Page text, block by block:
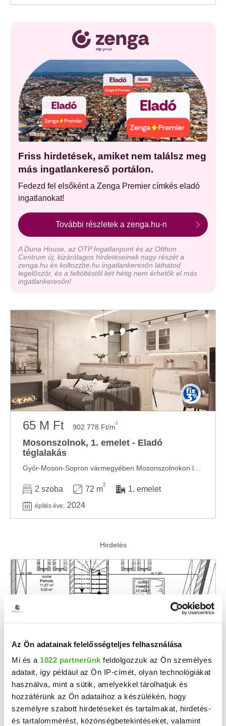
Az Ön adatainak felelősségteljes felhasználása
Mi és a 1022 partnerünk feldolgozzuk az Ön személyes
adatait, így például az Ön IP-címét, olyan technológiákat
használva, mint a sütik, amelyekkel tárolhatjuk és
hozzáférünk az Ön adataihoz a készülékén, hogy
személyre szabott hirdetéseket és tartalmakat, hirdetés-
és tartalommérést, közönségbetekintéseket, valamint
Friss hirdetések, amiket nem találsz meg
más ingatlankereső portálon.
Fedezd fel elsőként a Zenga Premier címkés eladó
ingatlanokat!
További részletek a zenga.hu-n
A Duna House, az OTP Ingatlanpont és az Otthon
Centrum új, kizárólagos hirdetéseinek nagy részét a
zenga.hu és koltozzbe.hu ingatlankeresőn láthatod
legelőször, és a feltöltéstől két hétig nem érhetők el más
ingatlankeresőn!
65 M Ft 902 778 Ft/m2
Mosonszolnok, 1. emelet - Eladó
téglalakás
2 szoba 72 m
2
1. emelet
építés éve: 2024
90 M Ft 810 811 Ft/m2
Mosonszolnok - Eladó téglalakás
Győr-Moson-Sopron vármegyében Mosonszolnokon lakás eladó. A beruházó magas kivitelezésű, ...
2